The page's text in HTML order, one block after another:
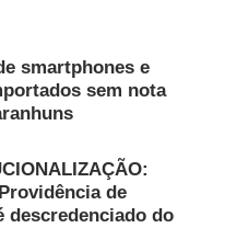
smartphones e
sem nota
de
descredenciado do